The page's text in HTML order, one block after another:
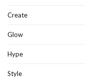
Create
Glow
Hype
Style